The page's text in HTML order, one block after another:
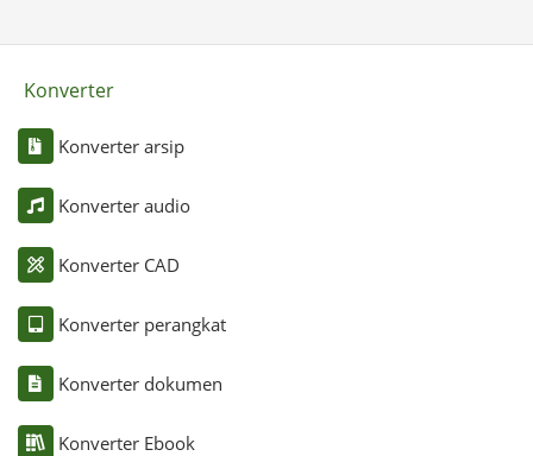
Konverter
Konverter arsip
Konverter audio
Konverter CAD
Konverter perangkat
Konverter dokumen
Konverter Ebook